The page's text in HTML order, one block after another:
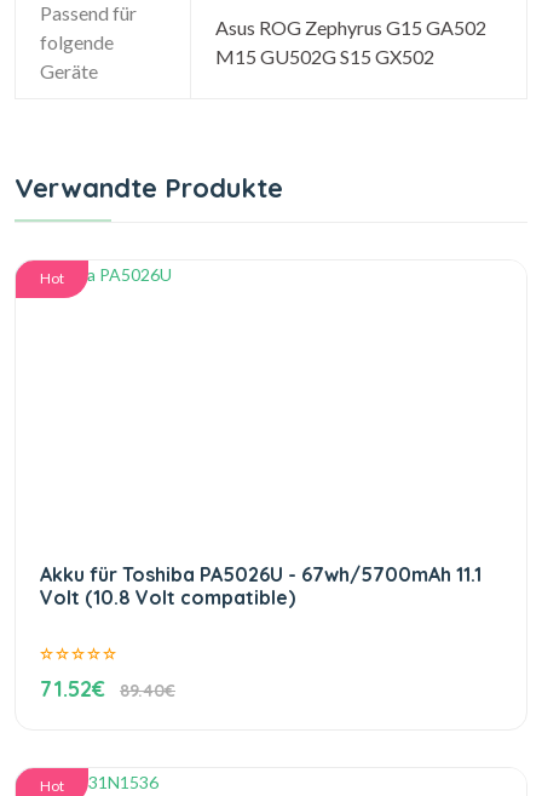
Passend für
folgende
Geräte
Asus ROG Zephyrus G15 GA502
M15 GU502G S15 GX502
Verwandte Produkte
Hot
Akku für Toshiba PA5026U - 67wh/5700mAh 11.1
Volt (10.8 Volt compatible)
71.52€ 89.40€
Hot